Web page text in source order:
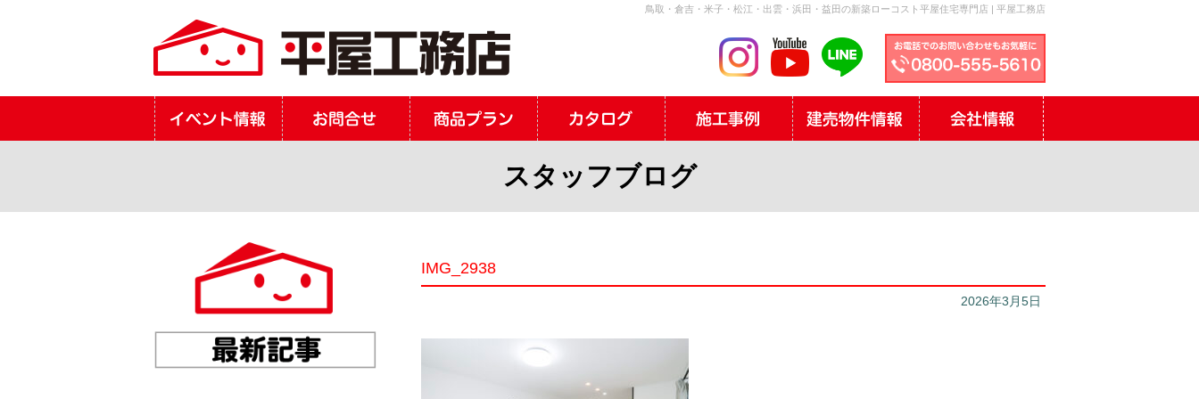
鳥取・倉吉・米子・松江・出雲・浜田・益田の新築ローコスト平屋住宅専門店 | 平屋工務店
スタッフブログ
IMG_2938
2026年3月5日